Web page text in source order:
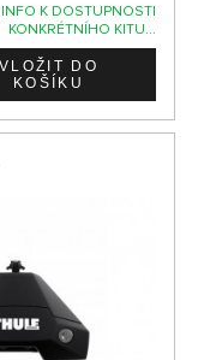
INFO K DOSTUPNOSTI
KONKRÉTNÍHO KITU...